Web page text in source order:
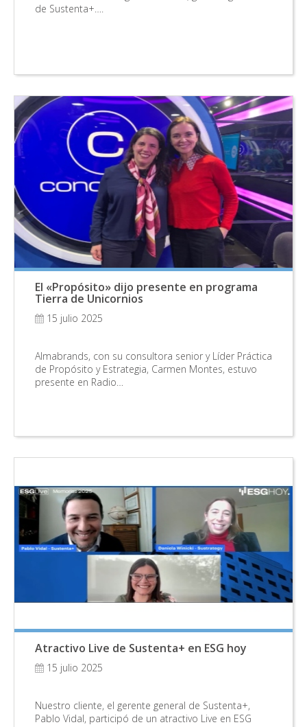
de Sustenta+….
El «Propósito» dijo presente en programa
Tierra de Unicornios
15 julio 2025
Almabrands, con su consultora senior y Líder Práctica
de Propósito y Estrategia, Carmen Montes, estuvo
presente en Radio…
Atractivo Live de Sustenta+ en ESG hoy
15 julio 2025
Nuestro cliente, el gerente general de Sustenta+,
Pablo Vidal, participó de un atractivo Live en ESG